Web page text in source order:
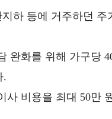
하 등에 거주하던
완화를 위해 가구당
.
사 비용을 최대 50만